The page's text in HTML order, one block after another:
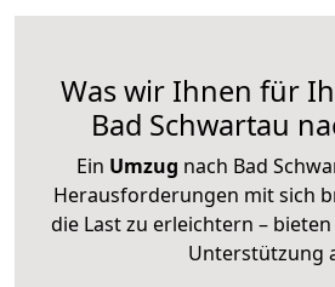
Was wir Ihnen für
Bad Schwartau
Ein Umzug nach Bad
Herausforderungen mit sich
die Last zu erleichtern –
Unterstützung